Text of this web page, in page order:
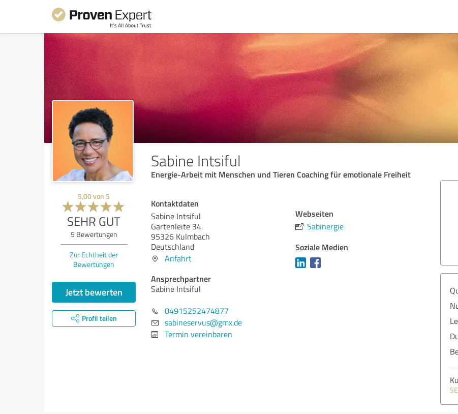
Sabine Intsiful
Energie-Arbeit mit Menschen und Tieren Coaching für emotionale Freiheit
5,00von 5
SEHR GUT
5 Bewertungen
Zur Echtheit der
Bewertungen
Jetzt bewerten
Profil teilen
Kontaktdaten
Sabine Intsiful
Gartenleite 34
95326 Kulmbach
Deutschland
Anfahrt
Ansprechpartner
Sabine Intsiful
04915252474877
sabineservus@gmx.de
Termin vereinbaren
Webseiten
Sabinergie
Soziale Medien